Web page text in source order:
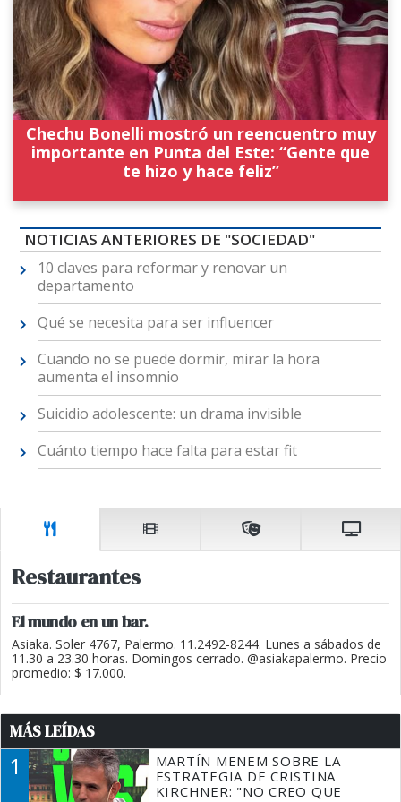
Chechu Bonelli mostró un reencuentro muy
importante en Punta del Este: “Gente que
te hizo y hace feliz”
NOTICIAS ANTERIORES DE "SOCIEDAD"
10 claves para reformar y renovar un
departamento
Qué se necesita para ser influencer
Cuando no se puede dormir, mirar la hora
aumenta el insomnio
Suicidio adolescente: un drama invisible
Cuánto tiempo hace falta para estar fit
Restaurantes
El mundo en un bar.
Asiaka. Soler 4767, Palermo. 11.2492-8244. Lunes a sábados de
11.30 a 23.30 horas. Domingos cerrado. @asiakapalermo. Precio
promedio: $ 17.000.
MÁS LEÍDAS
1
MARTÍN MENEM SOBRE LA
ESTRATEGIA DE CRISTINA
KIRCHNER: "NO CREO QUE